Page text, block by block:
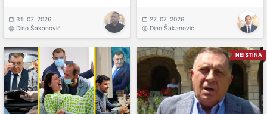
31. 07. 2026
Dino Šakanović
27. 07. 2026
Dino Šakanović
NEISTINA